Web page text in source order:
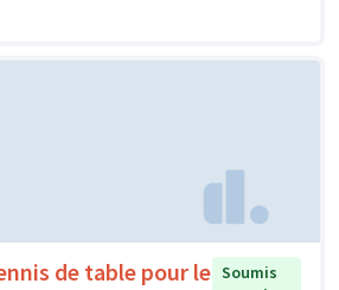
de table pour le Soumis